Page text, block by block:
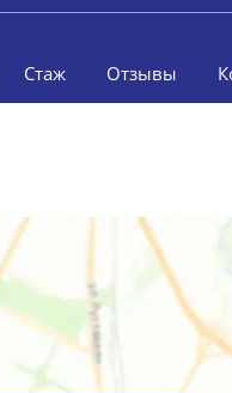
Стаж Отзывы